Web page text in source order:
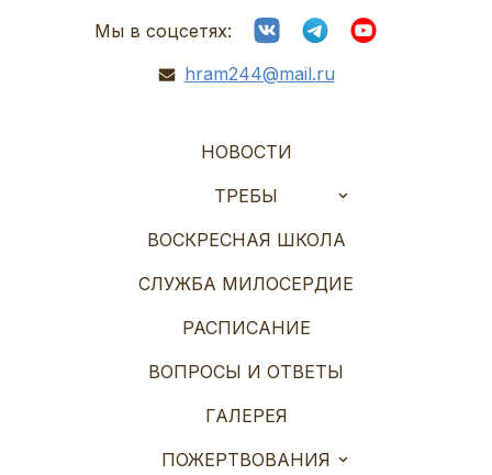
Мы в соцсетях:
hram244@mail.ru
НОВОСТИ
ТРЕБЫ
ВОСКРЕСНАЯ ШКОЛА
СЛУЖБА МИЛОСЕРДИЕ
РАСПИСАНИЕ
ВОПРОСЫ И ОТВЕТЫ
ГАЛЕРЕЯ
ПОЖЕРТВОВАНИЯ